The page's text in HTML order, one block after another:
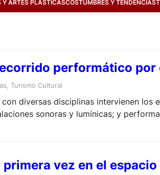
Y ARTES PLÁSTICASCOSTUMBRES Y TENDENCIAS
performático
Turismo Cultural
diversas disciplinas intervienen
sonoras y lumínicas; y
vez en el